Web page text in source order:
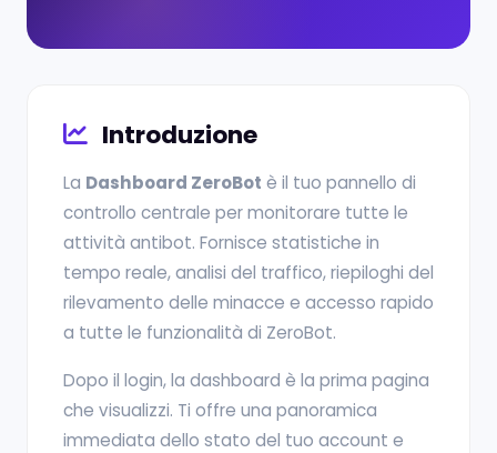
Introduzione
La Dashboard ZeroBot è il tuo pannello di
controllo centrale per monitorare tutte le
attività antibot. Fornisce statistiche in
tempo reale, analisi del traffico, riepiloghi del
rilevamento delle minacce e accesso rapido
a tutte le funzionalità di ZeroBot.
Dopo il login, la dashboard è la prima pagina
che visualizzi. Ti offre una panoramica
immediata dello stato del tuo account e